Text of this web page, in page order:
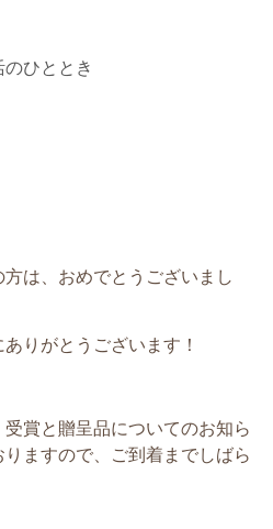
ひととき
は、おめでとうございまし
りがとうございます！
賞と贈呈品についてのお知ら
ますので、ご到着までしばら